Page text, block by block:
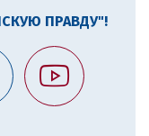
ПРАВДУ"!